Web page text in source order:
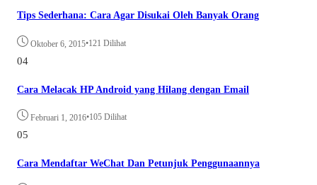
Tips Sederhana: Cara Agar Disukai Oleh Banyak Orang
Oktober 6, 2015•121 Dilihat
04
Cara Melacak HP Android yang Hilang dengan Email
Februari 1, 2016•105 Dilihat
05
Cara Mendaftar WeChat Dan Petunjuk Penggunaannya